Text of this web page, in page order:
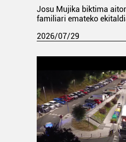
Josu Mujika biktima
familiari emateko
2026/07/29